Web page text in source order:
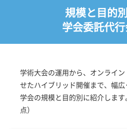
規模と目的
学会委託代
学術大会の運用から、オンライ
せたハイブリッド開催まで、幅
学会の規模と目的別に紹介しま
点）